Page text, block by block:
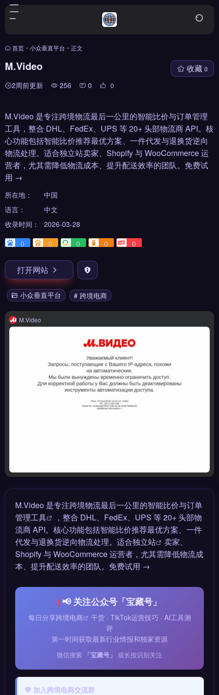
首页 • 小众垂直平台 • 正文
M.Video
2周前更新 256 0 0
收藏 0
M.Video 是专注跨境物流最后一公里的智能比价与订单管理
工具，整合 DHL、FedEx、UPS 等 20+ 头部物流商 API。核
心功能包括智能比价推荐最优方案、一件代发与退换货逆向
物流处理。适合独立站卖家、Shopify 与 WooCommerce 运
营者，尤其需降低物流成本、提升配送效率的团队。免费试
用 →
所在地：
中国
语言：
中文
收录时间：
2026-03-28
0
0 0 0 0
打开网站
小众垂直平台 # 跨境电商
M.Video
M.Video 是专注跨境物流最后一公里的智能比价与订单
管理工具
，整合 DHL、FedEx、UPS 等 20+ 头部物
流商 API。核心功能包括智能比价推荐最优方案、一件
代发与退换货逆向物流处理。适合独立站
卖家、
Shopify 与 WooCommerce 运营者，尤其需降低物流成
本、提升配送效率的团队。免费试用 →
📢 关注公众号「宝藏号」
每日分享跨境电商
干货 · TikTok运营技巧 · AI工具测
评
第一时间获取最新行业情报和独家资源
微信搜索 「宝藏号」 或长按识别关注
💬 加入跨境电商交流群